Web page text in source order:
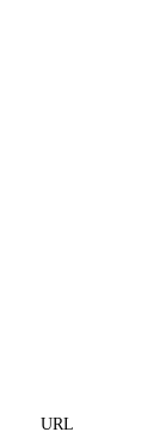
URL